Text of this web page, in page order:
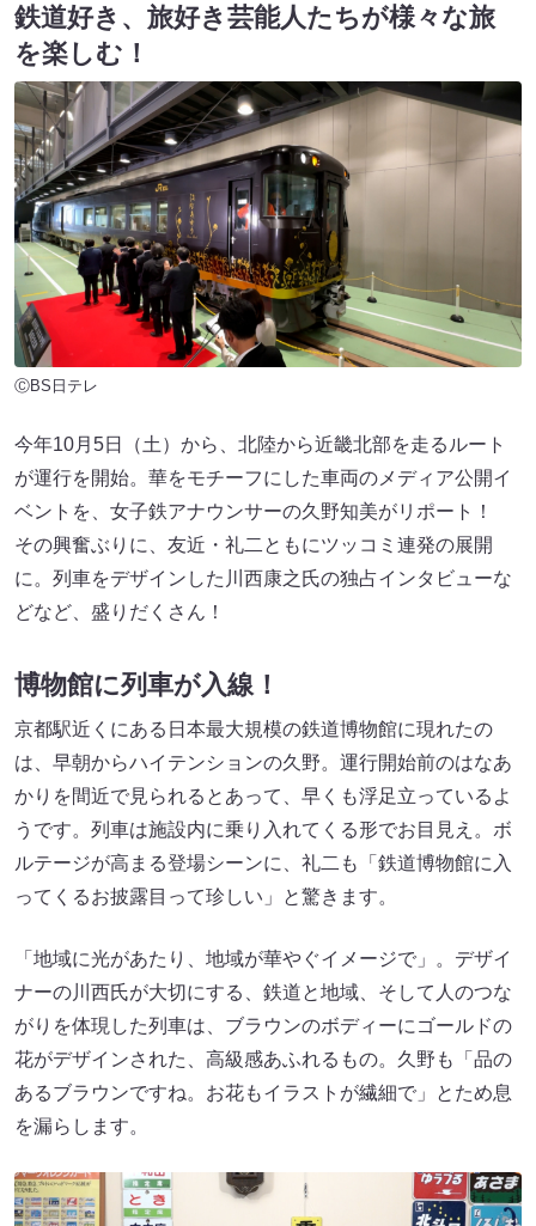
鉄道好き、旅好き芸能人たちが様々な旅
を楽しむ！
ⒸBS日テレ
今年10月5日（土）から、北陸から近畿北部を走るルート
が運行を開始。華をモチーフにした車両のメディア公開イ
ベントを、女子鉄アナウンサーの久野知美がリポート！
その興奮ぶりに、友近・礼二ともにツッコミ連発の展開
に。列車をデザインした川西康之氏の独占インタビューな
どなど、盛りだくさん！
博物館に列車が入線！
京都駅近くにある日本最大規模の鉄道博物館に現れたの
は、早朝からハイテンションの久野。運行開始前のはなあ
かりを間近で見られるとあって、早くも浮足立っているよ
うです。列車は施設内に乗り入れてくる形でお目見え。ボ
ルテージが高まる登場シーンに、礼二も「鉄道博物館に入
ってくるお披露目って珍しい」と驚きます。
「地域に光があたり、地域が華やぐイメージで」。デザイ
ナーの川西氏が大切にする、鉄道と地域、そして人のつな
がりを体現した列車は、ブラウンのボディーにゴールドの
花がデザインされた、高級感あふれるもの。久野も「品の
あるブラウンですね。お花もイラストが繊細で」とため息
を漏らします。